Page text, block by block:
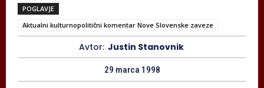
POGLAVJE
Aktualni kulturnopolitični komentar Nove Slovenske zaveze
Avtor: Justin Stanovnik
29 marca 1998